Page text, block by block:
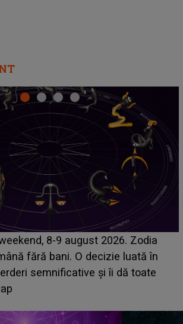
DETALIU ASCUNS până
concurentul din Casa Iubirii
NEAȘTEPTATĂ despre mama
în față, eu nu te iubesc pentru